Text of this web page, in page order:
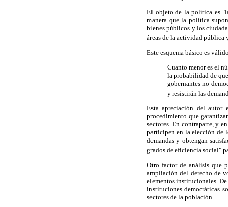
El objeto de la política es
manera que la política
bienes públicos y los
áreas de la actividad pública
Este esquema básico es
Cuanto menor es el
la probabilidad de
gobernantes no-
y resistirán las
Esta apreciación del autor
procedimiento que
sectores. En contraparte, y
participen en la elección de
demandas y obtengan
grados de eficiencia social"
Otro factor de análisis que
ampliación del derecho de
elementos institucionales.
instituciones democráticas
sectores de la población.